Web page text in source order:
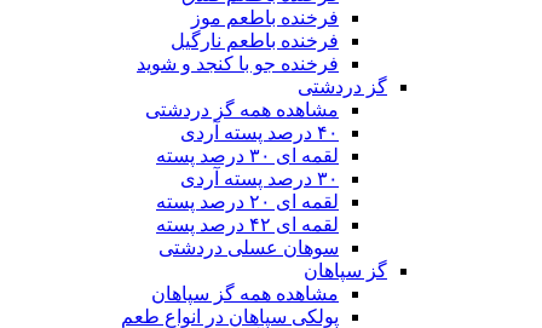
فرخنده باطعم موز
فرخنده باطعم نارگیل
فرخنده جو با کنجد و شوید
گز دردشتی
مشاهده همه گز دردشتی
۴۰ درصد پسته آردی
لقمه ای ۳۰ درصد پسته
۳۰ درصد پسته آردی
لقمه ای ۲۰ درصد پسته
لقمه ای ۴۲ درصد پسته
سوهان عسلی دردشتی
گز سپاهان
مشاهده همه گز سپاهان
پولکی سپاهان در انواع طعم